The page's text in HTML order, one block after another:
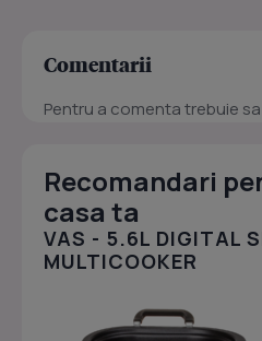
Comentarii
Pentru a comenta trebuie
Recomandari
casa ta
VAS - 5.6L DIGITAL
MULTICOOKER